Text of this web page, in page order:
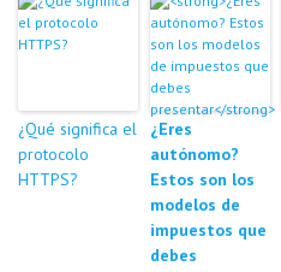
¿Qué significa el
protocolo
HTTPS?
¿Eres
autónomo?
Estos son los
modelos de
impuestos que
debes